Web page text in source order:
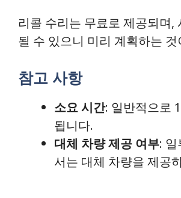
리콜 수리는 무료로 제공되며,
될 수 있으니 미리 계획하는
참고 사항
소요 시간: 일반적으로
됩니다.
대체 차량 제공 여부: 일
서는 대체 차량을 제공